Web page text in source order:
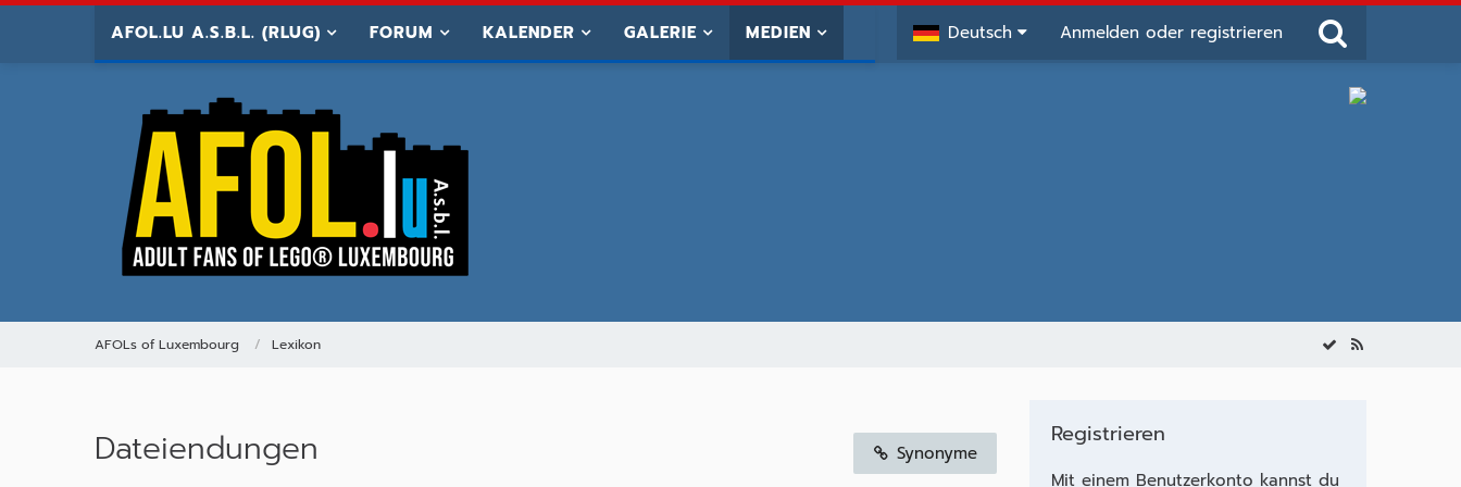
AFOL.LU A.S.B.L. (RLUG) FORUM KALENDER GALERIE MEDIEN Deutsch Anmelden oder registrieren
AFOLs of Luxembourg Lexikon
Dateiendungen Synonyme
Registrieren
Mit einem Benutzerkonto kannst du